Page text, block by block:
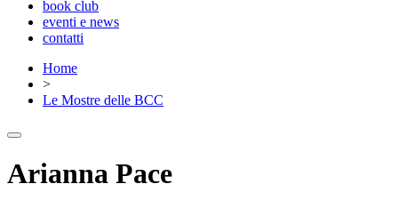
book club
eventi e news
contatti
Home
>
Le Mostre delle BCC
Arianna Pace